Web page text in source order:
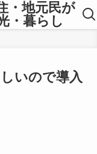
・地元民が
・暮らし
いので導入